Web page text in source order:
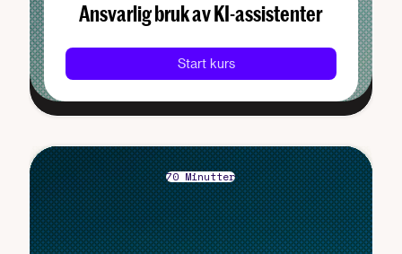
Ansvarlig bruk av KI-assistenter
Start kurs
70 Minutter